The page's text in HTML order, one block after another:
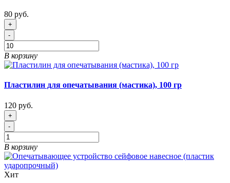
80 руб.
+
-
В корзину
Пластилин для опечатывания (мастика), 100 гр
120 руб.
+
-
В корзину
Хит